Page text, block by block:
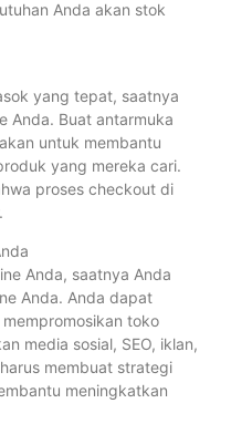
Anda akan stok
yang tepat, saatnya
Anda. Buat antarmuka
untuk membantu
yang mereka cari.
proses checkout di
Anda, saatnya Anda
Anda. Anda dapat
toko
media sosial, SEO, iklan,
membuat strategi
meningkatkan